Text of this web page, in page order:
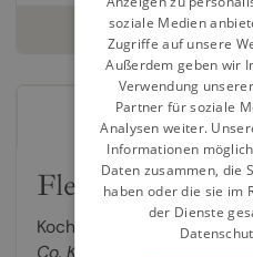
Fleisch
Kochbuch von
Simon
Co. KG
soziale Medien
Zugriffe auf unsere
Außerdem geben wir
Verwendung
Partner für soziale
Analysen weiter.
Informationen
Daten zusammen, die
haben oder die sie im
der Dienste